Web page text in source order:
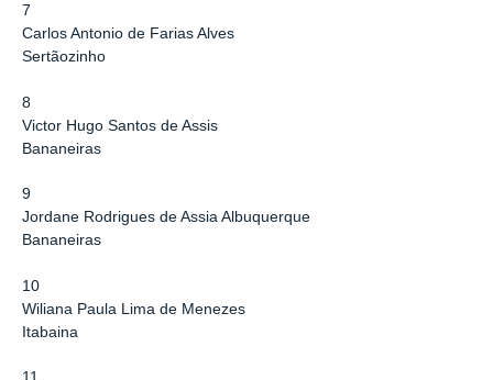
7
Carlos Antonio de Farias Alves
Sertãozinho
8
Victor Hugo Santos de Assis
Bananeiras
9
Jordane Rodrigues de Assia Albuquerque
Bananeiras
10
Wiliana Paula Lima de Menezes
Itabaina